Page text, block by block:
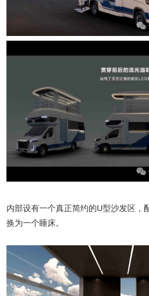
内部设有一个真正简约的U型沙发区，
换为一个睡床。